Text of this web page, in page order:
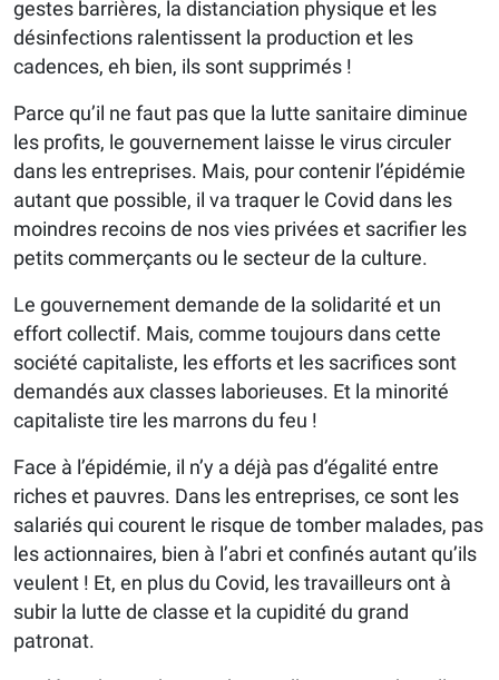
gestes barrières, la distanciation physique et les
désinfections ralentissent la production et les
cadences, eh bien, ils sont supprimés !
Parce qu’il ne faut pas que la lutte sanitaire diminue
les profits, le gouvernement laisse le virus circuler
dans les entreprises. Mais, pour contenir l’épidémie
autant que possible, il va traquer le Covid dans les
moindres recoins de nos vies privées et sacrifier les
petits commerçants ou le secteur de la culture.
Le gouvernement demande de la solidarité et un
effort collectif. Mais, comme toujours dans cette
société capitaliste, les efforts et les sacrifices sont
demandés aux classes laborieuses. Et la minorité
capitaliste tire les marrons du feu !
Face à l’épidémie, il n’y a déjà pas d’égalité entre
riches et pauvres. Dans les entreprises, ce sont les
salariés qui courent le risque de tomber malades, pas
les actionnaires, bien à l’abri et confinés autant qu’ils
veulent ! Et, en plus du Covid, les travailleurs ont à
subir la lutte de classe et la cupidité du grand
patronat.